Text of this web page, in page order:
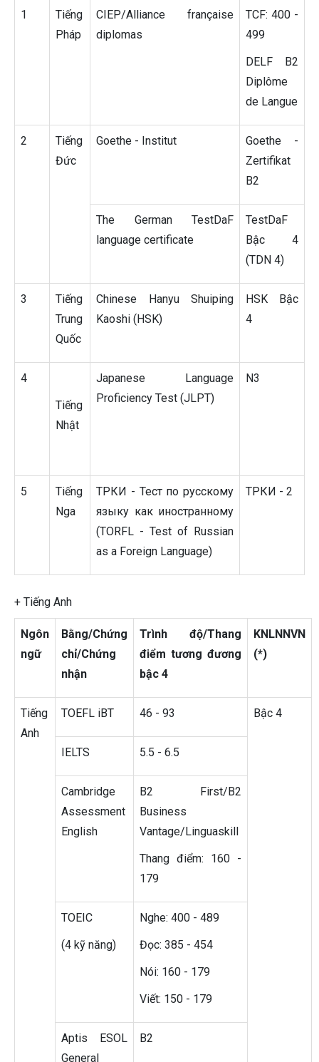
1
Tiếng
Pháp
CIEP/Alliance française
diplomas
TCF: 400 -
499
DELF B2
Diplôme
de Langue
2
Tiếng
Đức
Goethe - Institut
Goethe -
Zertifikat
B2
The German TestDaF
language certificate
TestDaF
Bậc 4
(TDN 4)
3
Tiếng
Trung
Quốc
Chinese Hanyu Shuiping
Kaoshi (HSK)
HSK Bậc
4
4
Tiếng
Nhật
Japanese Language
Proficiency Test (JLPT)
N3
5
Tiếng
Nga
ТРКИ - Тест по русскому
языку как иностранному
(TORFL - Test of Russian
as a Foreign Language)
ТРКИ - 2
+ Tiếng Anh
Ngôn
ngữ
Bằng/Chứng
chỉ/Chứng
nhận
Trình độ/Thang
điểm tương đương
bậc 4
KNLNNVN
(*)
Tiếng
Anh
TOEFL iBT 46 - 93 Bậc 4
IELTS 5.5 - 6.5
Cambridge
Assessment
English
B2 First/B2
Business
Vantage/Linguaskill
Thang điểm: 160 -
179
TOEIC
(4 kỹ năng)
Nghe: 400 - 489
Đọc: 385 - 454
Nói: 160 - 179
Viết: 150 - 179
Aptis ESOL
General
B2